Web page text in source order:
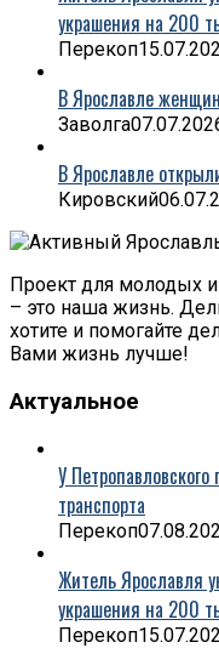
украшения на 200
Перекоп
В Ярославле
Заволга
В Ярославле
Кировский
Проект для молодых
– это наша жизнь.
хотите и помогайте
Вами жизнь лучше!
Актуальное
У
транспорта
Перекоп
Житель Ярославля
украшения на 200
Перекоп